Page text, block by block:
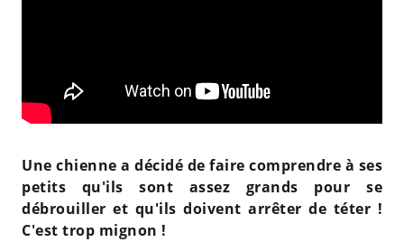
Une chienne a décidé de faire comprendre à ses
petits qu'ils sont assez grands pour se
débrouiller et qu'ils doivent arrêter de téter !
C'est trop mignon !